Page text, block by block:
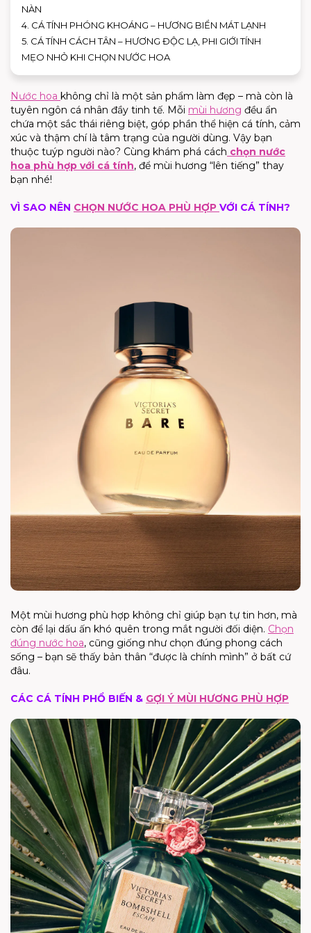
NÀN
4. CÁ TÍNH PHÓNG KHOÁNG – HƯƠNG BIỂN MÁT LẠNH
5. CÁ TÍNH CÁCH TÂN – HƯƠNG ĐỘC LẠ, PHI GIỚI TÍNH
MẸO NHỎ KHI CHỌN NƯỚC HOA
Nước hoa không chỉ là một sản phẩm làm đẹp – mà còn là
tuyên ngôn cá nhân đầy tinh tế. Mỗi mùi hương đều ẩn
chứa một sắc thái riêng biệt, góp phần thể hiện cá tính, cảm
xúc và thậm chí là tâm trạng của người dùng. Vậy bạn
thuộc tuýp người nào? Cùng khám phá cách chọn nước
hoa phù hợp với cá tính, để mùi hương “lên tiếng” thay
bạn nhé!
VÌ SAO NÊN CHỌN NƯỚC HOA PHÙ HỢP VỚI CÁ TÍNH?
Một mùi hương phù hợp không chỉ giúp bạn tự tin hơn, mà
còn để lại dấu ấn khó quên trong mắt người đối diện. Chọn
đúng nước hoa, cũng giống như chọn đúng phong cách
sống – bạn sẽ thấy bản thân “được là chính mình” ở bất cứ
đâu.
CÁC CÁ TÍNH PHỔ BIẾN & GỢI Ý MÙI HƯƠNG PHÙ HỢP